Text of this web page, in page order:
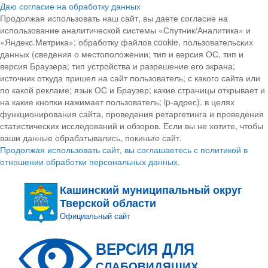
Даю согласие на обработку данных
Продолжая использовать наш сайт, вы даете согласие на
использование аналитической системы «Спутник/Аналитика» и
«Яндекс.Метрика»; обработку файлов cookie, пользовательских
данных (сведения о местоположении; тип и версия ОС, тип и
версия Браузера; тип устройства и разрешение его экрана;
источник откуда пришел на сайт пользователь; с какого сайта или
по какой рекламе; язык ОС и Браузер; какие страницы открывает и
на какие кнопки нажимает пользователь; ip-адрес). в целях
функционирования сайта, проведения ретаргетинга и проведения
статистических исследований и обзоров. Если вы не хотите, чтобы
ваши данные обрабатывались, покиньте сайт.
Продолжая использовать сайт, вы соглашаетесь с политикой в
отношении обработки персональных данных.